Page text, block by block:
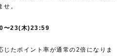
せ。
〜23(木)23:59
じたポイント率が通常の2倍になりま